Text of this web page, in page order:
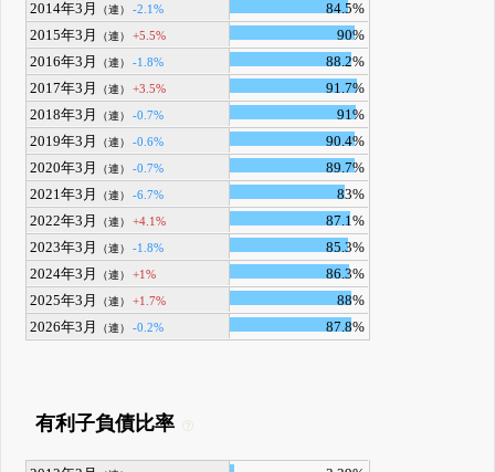
2014年3月
（連） -2.1%
84.5%
2015年3月
（連） +5.5%
90%
2016年3月
（連） -1.8%
88.2%
2017年3月
（連） +3.5%
91.7%
2018年3月
（連） -0.7%
91%
2019年3月
（連） -0.6%
90.4%
2020年3月
（連） -0.7%
89.7%
2021年3月
（連） -6.7%
83%
2022年3月
（連） +4.1%
87.1%
2023年3月
（連） -1.8%
85.3%
2024年3月
（連） +1%
86.3%
2025年3月
（連） +1.7%
88%
2026年3月
（連） -0.2% 87.8%
有利子負債比率